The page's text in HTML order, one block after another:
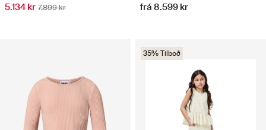
5.134 kr 7.899 kr frá 8.599 kr
35% Tilboð